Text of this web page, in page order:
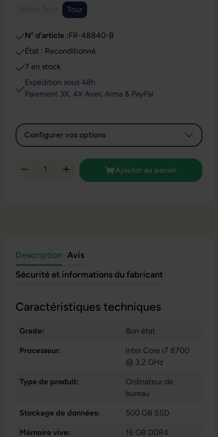
(Cette option n'est pas disponible pour le moment.)
Tour
N° d'article :FR-48840-B
État : Reconditionné
7 en stock
Expédition sous 48h
Paiement 3X, 4X Avec Alma & PayPal
Configurer vos options
Quantité de produit : Entrez la quantité
Ajouter au panier
Description Avis
Sécurité et informations du fabricant
Caractéristiques techniques
Grade: Bon état
Processeur:
Intel Core i7 8700
@ 3,2 GHz
Type de produit:
Ordinateur de
bureau
Stockage de données: 500 GB SSD
Mémoire vive: 16 GB DDR4